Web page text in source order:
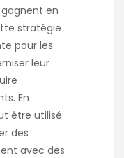
en
stratégie
pour les
leur
En
être utilisé
des
avec des